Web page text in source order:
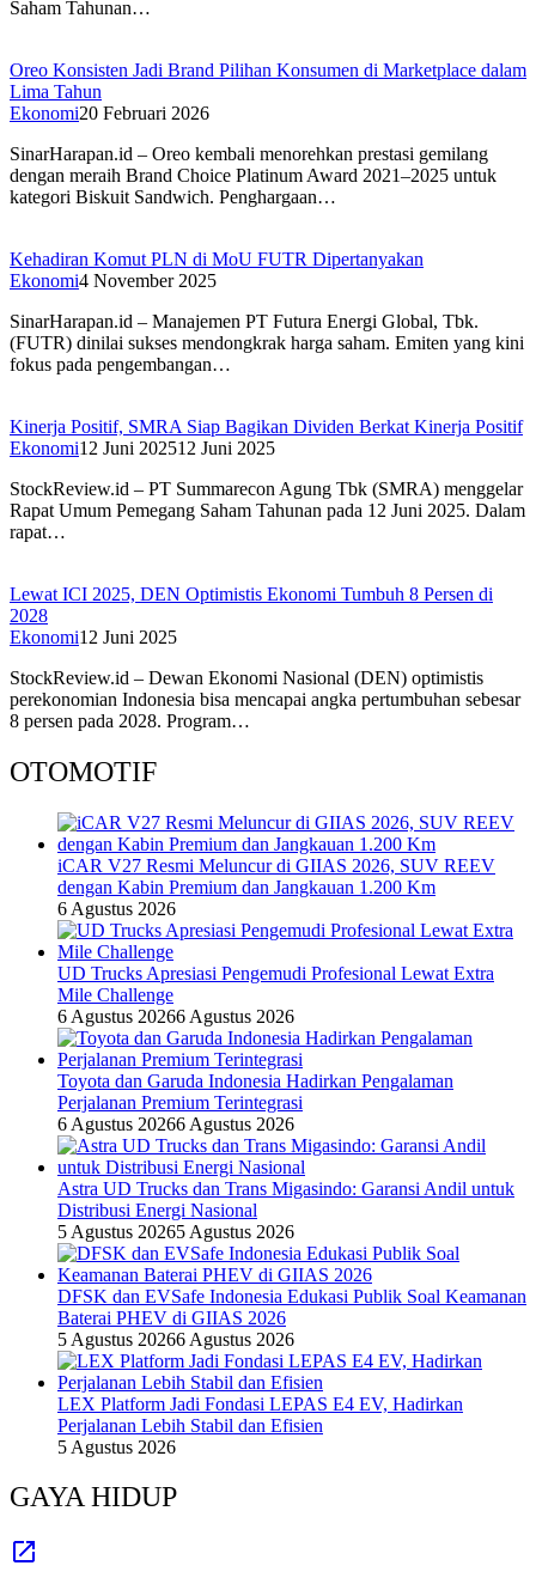
Saham Tahunan…
Oreo Konsisten Jadi Brand Pilihan Konsumen di Marketplace dalam
Lima Tahun
Ekonomi20 Februari 2026
SinarHarapan.id – Oreo kembali menorehkan prestasi gemilang
dengan meraih Brand Choice Platinum Award 2021–2025 untuk
kategori Biskuit Sandwich. Penghargaan…
Kehadiran Komut PLN di MoU FUTR Dipertanyakan
Ekonomi4 November 2025
SinarHarapan.id – Manajemen PT Futura Energi Global, Tbk.
(FUTR) dinilai sukses mendongkrak harga saham. Emiten yang kini
fokus pada pengembangan…
Kinerja Positif, SMRA Siap Bagikan Dividen Berkat Kinerja Positif
Ekonomi12 Juni 202512 Juni 2025
StockReview.id – PT Summarecon Agung Tbk (SMRA) menggelar
Rapat Umum Pemegang Saham Tahunan pada 12 Juni 2025. Dalam
rapat…
Lewat ICI 2025, DEN Optimistis Ekonomi Tumbuh 8 Persen di
2028
Ekonomi12 Juni 2025
StockReview.id – Dewan Ekonomi Nasional (DEN) optimistis
perekonomian Indonesia bisa mencapai angka pertumbuhan sebesar
8 persen pada 2028. Program…
OTOMOTIF
iCAR V27 Resmi Meluncur di GIIAS 2026, SUV REEV
dengan Kabin Premium dan Jangkauan 1.200 Km
6 Agustus 2026
UD Trucks Apresiasi Pengemudi Profesional Lewat Extra
Mile Challenge
6 Agustus 20266 Agustus 2026
Toyota dan Garuda Indonesia Hadirkan Pengalaman
Perjalanan Premium Terintegrasi
6 Agustus 20266 Agustus 2026
Astra UD Trucks dan Trans Migasindo: Garansi Andil untuk
Distribusi Energi Nasional
5 Agustus 20265 Agustus 2026
DFSK dan EVSafe Indonesia Edukasi Publik Soal Keamanan
Baterai PHEV di GIIAS 2026
5 Agustus 20266 Agustus 2026
LEX Platform Jadi Fondasi LEPAS E4 EV, Hadirkan
Perjalanan Lebih Stabil dan Efisien
5 Agustus 2026
GAYA HIDUP